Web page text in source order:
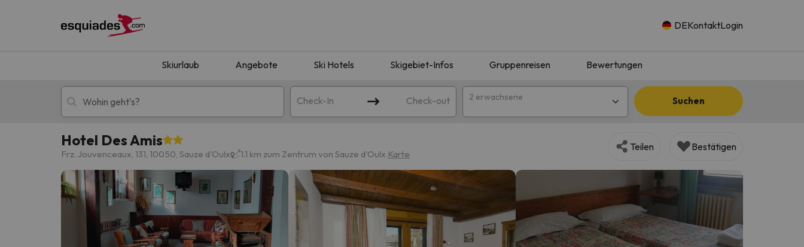
DEKontaktLogin
Skiurlaub Angebote Ski Hotels Skigebiet-Infos Gruppenreisen Bewertungen
Check-In Check-out 2 erwachsene Suchen
Skiurlaub Berghotels
Hotel Des Amis
Frz. Jouvenceaux, 131, 10050, Sauze d'Oulx 1.1 km zum Zentrum von Sauze d'Oulx Karte
Teilen Bestätigen